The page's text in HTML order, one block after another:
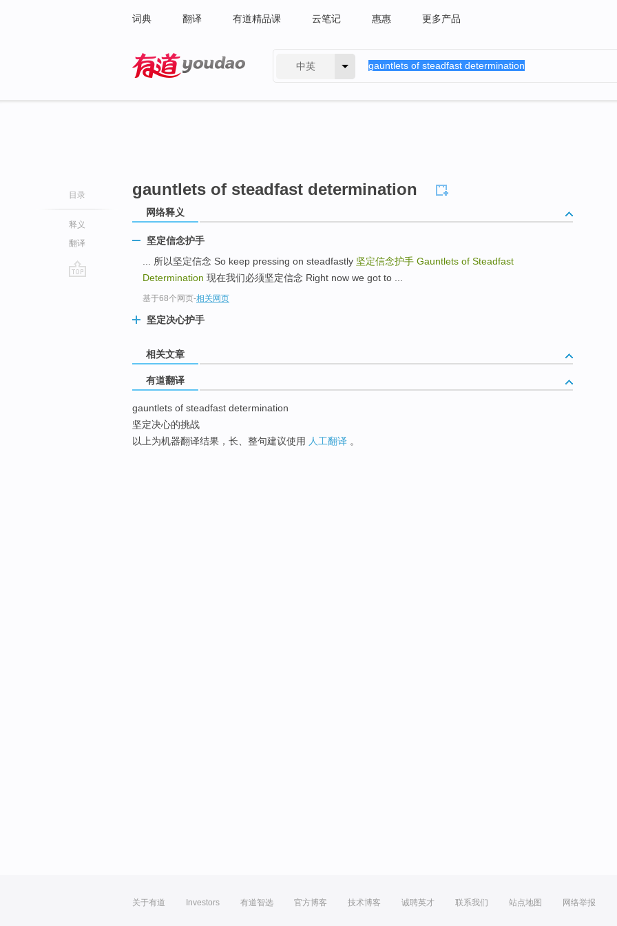
词典 翻译 有道精品课 云笔记 惠惠 更多产品
中英
目录
释义
翻译
gauntlets of steadfast determination
网络释义
坚定信念护手
... 所以坚定信念 So keep pressing on steadfastly 坚定信念护手 Gauntlets of Steadfast
Determination 现在我们必须坚定信念 Right now we got to ...
基于68个网页-相关网页
坚定决心护手
相关文章
有道翻译
gauntlets of steadfast determination
坚定决心的挑战
以上为机器翻译结果，长、整句建议使用 人工翻译 。
关于有道 Investors 有道智选 官方博客 技术博客 诚聘英才 联系我们 站点地图 网络举报